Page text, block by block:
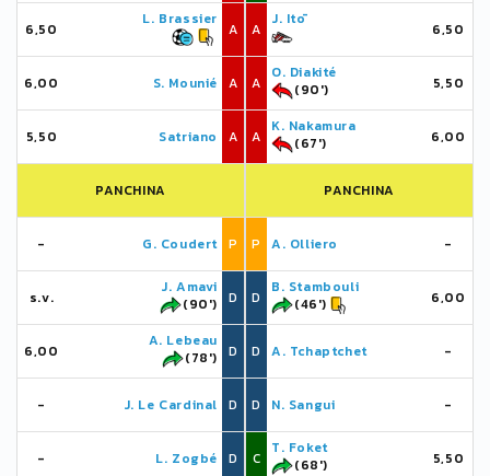
6,50
L. Brassier
A
6,00 S. Mounié A
5,50 Satriano A
PANCHINA
- G. Coudert P
s.v.
J. Amavi
(90')
D
6,00
A. Lebeau
(78')
D
- J. Le Cardinal D
- L. Zogbé D
A
J. Itō
6,50
A
O. Diakité
(90')
5,50
A
K. Nakamura
(67')
6,00
PANCHINA
P A. Olliero -
D
B. Stambouli
(46')
6,00
D A. Tchaptchet -
D N. Sangui -
C
T. Foket
(68')
5,50